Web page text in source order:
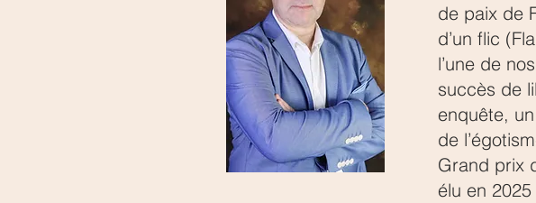
de paix de
d’un flic
l’une de
succès de
enquête,
de
Grand prix
élu en